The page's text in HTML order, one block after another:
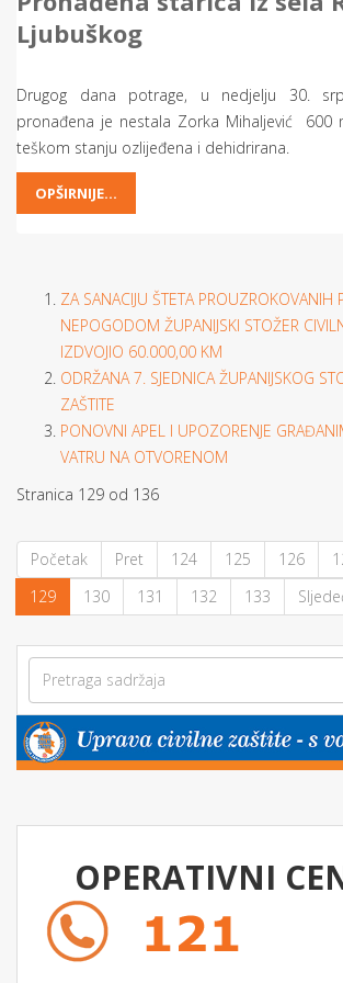
Ljubuškog
Drugog dana potrage, u nedjelju 30.
pronađena je nestala Zorka Mihaljević 600
teškom stanju ozlijeđena i dehidrirana.
OPŠIRNIJE...
ZA SANACIJU ŠTETA PROUZROKOVANIH
NEPOGODOM ŽUPANIJSKI STOŽER
IZDVOJIO 60.000,00 KM
ODRŽANA 7. SJEDNICA ŽUPANIJSKOG
ZAŠTITE
PONOVNI APEL I UPOZORENJE
VATRU NA OTVORENOM
Stranica 129 od 136
Početak Pret 124 125 126
129
130 131 132 133
OPERATIVNI